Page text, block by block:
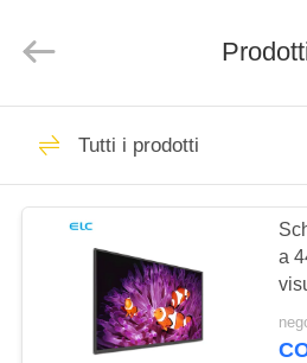
CASA
PRODOTTI
Ltd..
Segnaletica
Tutti i prodotti
a